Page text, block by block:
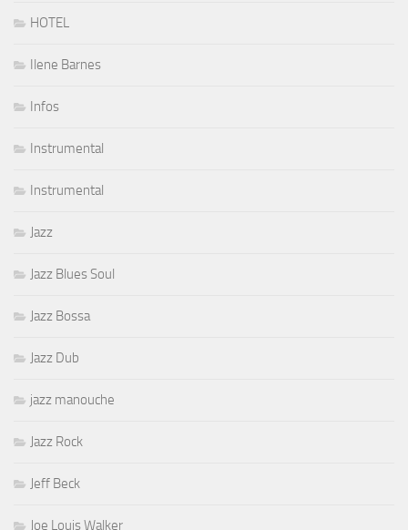
HOTEL
Ilene Barnes
Infos
Instrumental
Instrumental
Jazz
Jazz Blues Soul
Jazz Bossa
Jazz Dub
jazz manouche
Jazz Rock
Jeff Beck
Joe Louis Walker